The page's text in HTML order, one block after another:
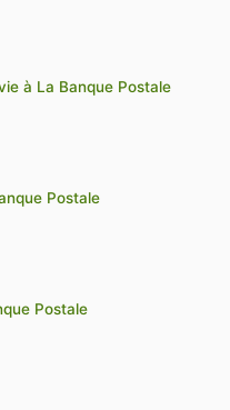
à La Banque Postale
Postale
Postale